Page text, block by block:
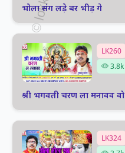
भोला संग लड़े बर भीड़ गे
LK260
3.8k
श्री भगवती चरण ला मनावव वो
LK324